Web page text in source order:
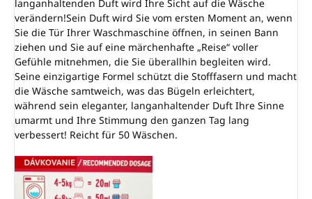
langanhaltenden Duft wird Ihre Sicht auf die Wäsche
verändern!Sein Duft wird Sie vom ersten Moment an, wenn
Sie die Tür Ihrer Waschmaschine öffnen, in seinen Bann
ziehen und Sie auf eine märchenhafte „Reise“ voller
Gefühle mitnehmen, die Sie überallhin begleiten wird.
Seine einzigartige Formel schützt die Stofffasern und macht
die Wäsche samtweich, was das Bügeln erleichtert,
während sein eleganter, langanhaltender Duft Ihre Sinne
umarmt und Ihre Stimmung den ganzen Tag lang
verbessert! Reicht für 50 Wäschen.